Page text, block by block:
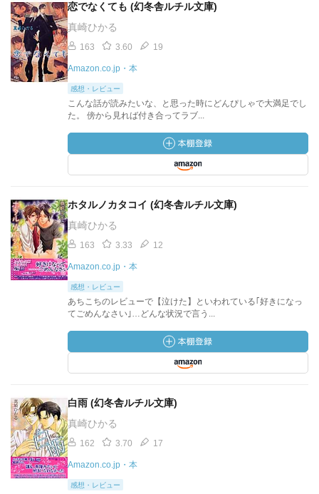
恋でなくても (幻冬舎ルチル文庫)
真崎ひかる
163 3.60 19
Amazon.co.jp・本
感想・レビュー
こんな話が読みたいな、と思った時にどんぴしゃで大満足でし
た。 傍から見れば付き合ってラブ...
ホタルノカタコイ (幻冬舎ルチル文庫)
真崎ひかる
163 3.33 12
Amazon.co.jp・本
感想・レビュー
あちこちのレビューで【泣けた】といわれている｢好きになっ
てごめんなさい｣…どんな状況で言う...
白雨 (幻冬舎ルチル文庫)
真崎ひかる
162 3.70 17
Amazon.co.jp・本
感想・レビュー